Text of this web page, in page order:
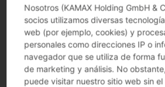
Bonus za odporúčanie kandidáta
Stravovanie priamo v spoločnosti
Zaškolenie a ďalšie vzdelávanie v
Bonus za zlepšovacie nápady
Práca v Bardejove v
spoločnosti
Nosotros (KAMAX Holding GmbH &
socios utilizamos diversas
web (por ejemplo, cookies) y
personales como direcciones IP o
navegador que se utiliza de forma
de marketing y análisis. No
puede visitar nuestro sitio web sin